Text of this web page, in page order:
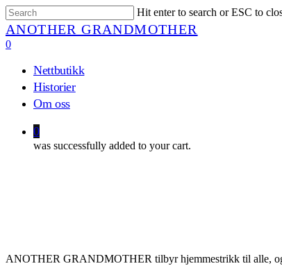
Skip
to
main
content
Hit enter to search or ESC to
Close
Search
ANOTHER GRANDMOTHER
0
Nettbutikk
Historier
Om oss
0
was successfully added to your cart.
ANOTHER GRANDMOTHER tilbyr hjemmestrikk til alle,